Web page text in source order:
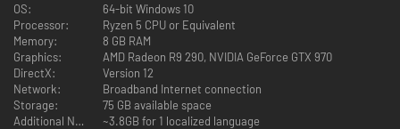
OS:
64-bit Windows 10
Processor:
Ryzen 5 CPU or Equivalent
Memory:
8 GB RAM
Graphics:
AMD Radeon R9 290, NVIDIA GeForce GTX 970
DirectX:
Version 12
Network:
Broadband Internet connection
Storage:
75 GB available space
Additional Notes:
~3.8GB for 1 localized language